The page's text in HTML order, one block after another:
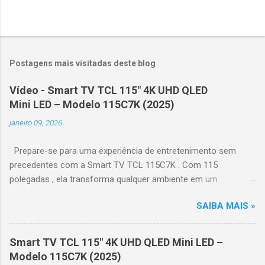
Postagens mais visitadas deste blog
Vídeo - Smart TV TCL 115" 4K UHD QLED
Mini LED – Modelo 115C7K (2025)
janeiro 09, 2026
Prepare-se para uma experiência de entretenimento sem
precedentes com a Smart TV TCL 115C7K . Com 115
polegadas , ela transforma qualquer ambiente em um
e realistas. 🌟 Destaques do produto Tela QLED Mini LED 115” :
controle de iluminação preciso, brilho intenso e cores
vibrantes. Resolução 4K UHD : detalhes impressionantes e
contraste profundo em cada cena. Processador AiPQ :
SAIBA MAIS »
Smart TV TCL 115" 4K UHD QLED Mini LED –
Modelo 115C7K (2025)